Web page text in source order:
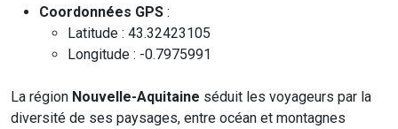
Coordonnées GPS :
Latitude : 43.32423105
Longitude : -0.7975991
La région Nouvelle-Aquitaine séduit les voyageurs par la
diversité de ses paysages, entre océan et montagnes